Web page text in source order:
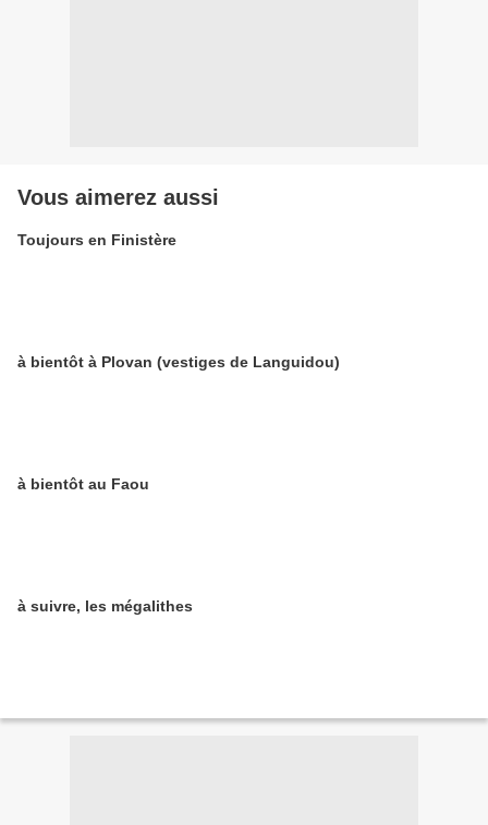
Vous aimerez aussi
Toujours en Finistère
à bientôt à Plovan (vestiges de Languidou)
à bientôt au Faou
à suivre, les mégalithes